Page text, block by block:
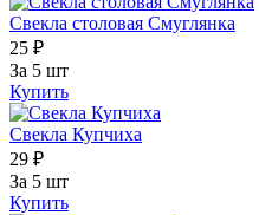
Свекла столовая Смуглянка
25 ₽
За 5 шт
Купить
Свекла Купчиха
29 ₽
За 5 шт
Купить